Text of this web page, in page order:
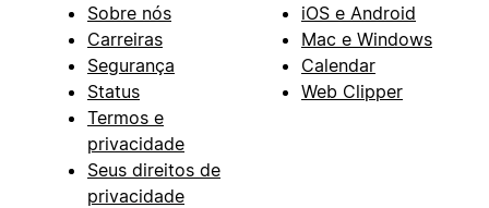
Sobre nós
Carreiras
Segurança
Status
Termos e
privacidade
Seus direitos de
privacidade
iOS e Android
Mac e Windows
Calendar
Web Clipper